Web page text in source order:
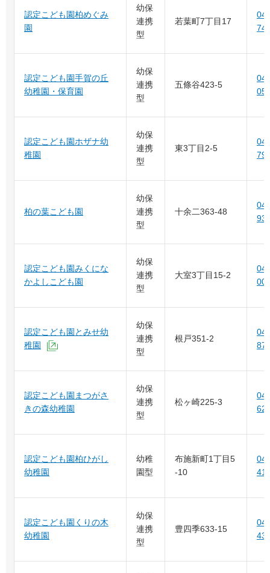
認定こども園柏めぐみ
園
幼保
連携
型
若葉町7丁目17
認定こども園手賀の丘
幼稚園・保育園
幼保
連携
型
五條谷423-5
認定こども園ホザナ幼
稚園
幼保
連携
型
東3丁目2-5
柏の葉こども園
幼保
連携
型
十余二363-48
認定こども園みくにな
かよしこども園
幼保
連携
型
大室3丁目15-2
認定こども園とみせ幼
稚園
（外部サイトへリンク）
幼保
連携
型
根戸351-2
認定こども園まつがさ
きの森幼稚園
幼保
連携
型
松ヶ崎225-3
認定こども園柏ひがし
幼稚園
幼稚
園型
布施新町1丁目5
-10
認定こども園くりの木
幼稚園
幼保
連携
型
豊四季633-15